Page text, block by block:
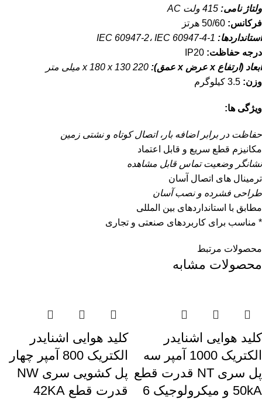
ولتاژ نامی:
فرکانس:
استانداردها:
درجه حفاظت:
ابعاد (ارتفاع x عرض x عمق):
وزن:
ویژگی ها:
حفاظت در برابر اضافه بار، اتصال کوتاه و نشتی زمین
مکانیزم قطع سریع و قابل اعتماد
نشانگر وضعیت تماس قابل مشاهده
ترمینال های اتصال آسان
طراحی فشرده و نصب آسان
مطابق با استانداردهای بین المللی
* مناسب برای کاربردهای صنعتی و تجاری
محصولات مرتبط
محصولات مشابه
کليد هوایی اشنایدر
الکتریک 1000 آمپر سه
پل سری NT قدرت قطع
50kA و میکرولوجیک 6
کليد هوایی اشنایدر
الکتریک 800 آمپر چهار
پل کشویی سری NW
قدرت قطع 42KA